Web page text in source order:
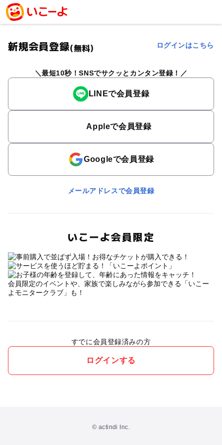
新規会員登録(無料) ログインはこちら
最短10秒！SNSでサクッとカンタン登録！
LINEで会員登録
Appleで会員登録
Googleで会員登録
メールアドレスで会員登録
いこーよ会員限定
会員限定のイベントや、家族で楽しみながら参加できる「いこー
よモニタークラブ」も！
すでに会員登録済みの方
ログインする
© actindi Inc.